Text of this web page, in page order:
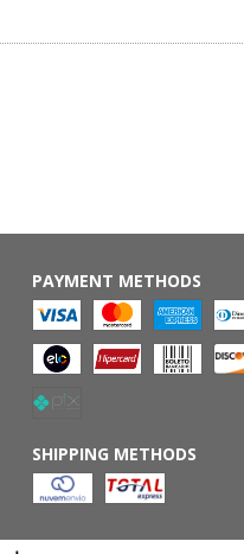
PAYMENT METHODS
SHIPPING METHODS